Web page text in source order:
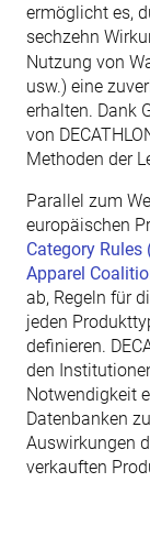
ermöglicht es,
sechzehn
Nutzung von
usw.) eine
erhalten. Dank
von
Methoden der
Parallel zum
europäischen
Category Rules
Apparel
ab, Regeln für
jeden
definieren.
den
Notwendigkeit
Datenbanken
Auswirkungen
verkauften